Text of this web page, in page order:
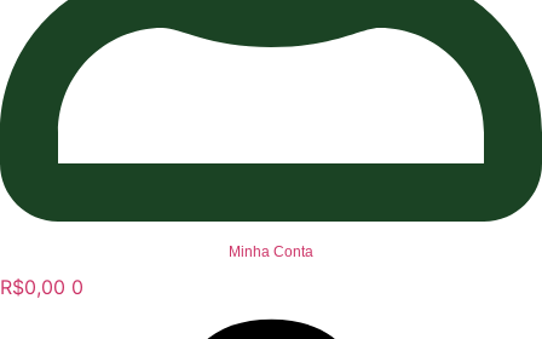
Minha Conta
R$0,00 0